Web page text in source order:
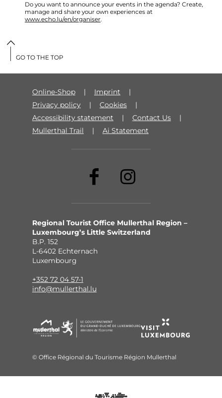
Do you want to announce your events in the agenda? Create,
manage and share your own experiences at
www.echo.lu/en/organiser.
Online-Shop
Imprint
Privacy policy
Cookies
Accessibility statement
Contact Us
Mullerthal Trail
Ai Statement
Regional Tourist Office Mullerthal Region –
Luxembourg’s Little Switzerland
B.P. 152
L-6402 Echternach
Luxembourg
+352 72 04 57-1
info@mullerthal.lu
© Office Régional du Tourisme Région Mullerthal
GO TO THE TOP